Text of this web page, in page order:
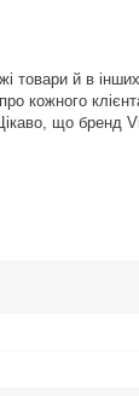
товари й в
кожного
що бренд